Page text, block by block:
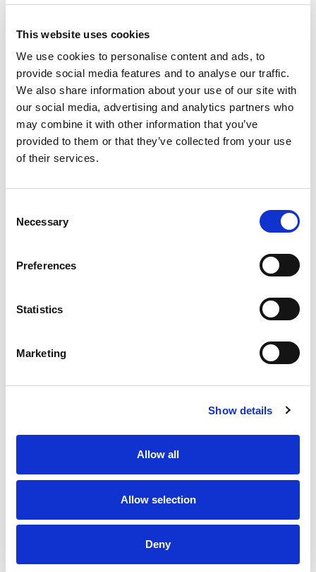
This website uses cookies
We use cookies to personalise content and ads, to
provide social media features and to analyse our traffic.
We also share information about your use of our site with
our social media, advertising and analytics partners who
may combine it with other information that you’ve
provided to them or that they’ve collected from your use
of their services.
Selection
Necessary
Preferences
Statistics
Marketing
Show details
Allow all
Allow selection
Deny
Productos relacionados
Beneficios
Fácil de instalar
Enlaces útiles
Moldes
Bloques de hormigón interconectables